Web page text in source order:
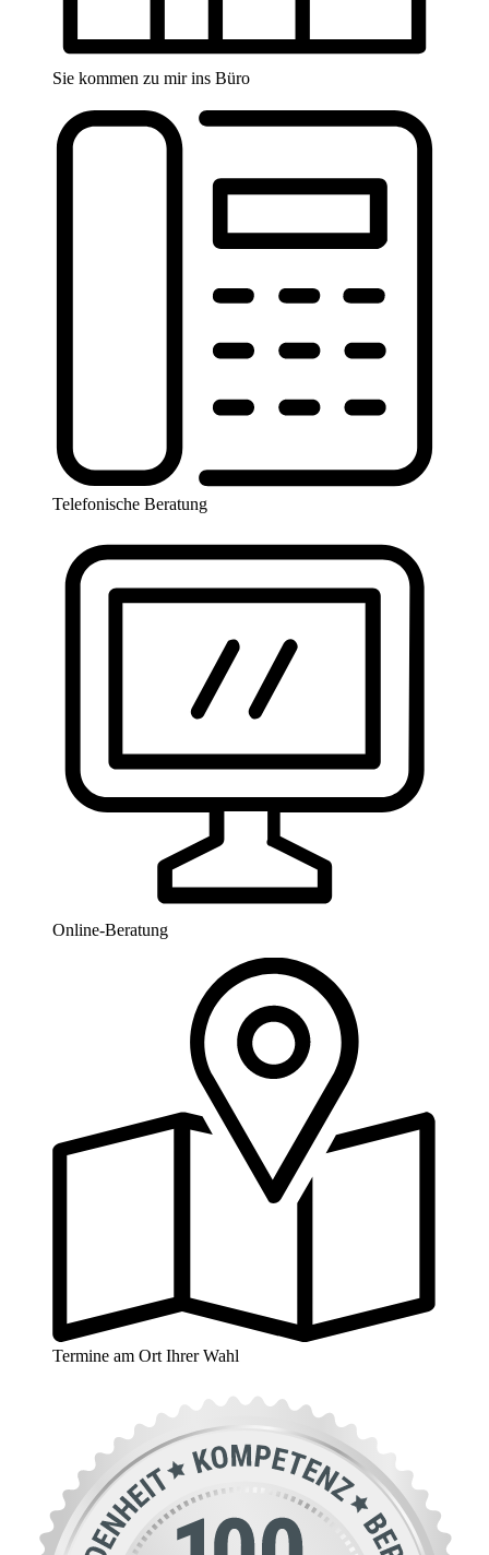
Sie kommen zu mir ins Büro
Telefonische Beratung
Online-Beratung
Termine am Ort Ihrer Wahl